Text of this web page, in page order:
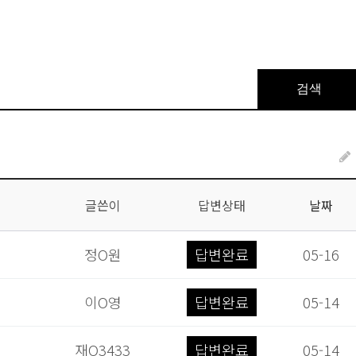
검색
글쓴이 답변상태 날짜
정O원 답변완료 05-16
이O영 답변완료 05-14
재O3433 답변완료 05-14